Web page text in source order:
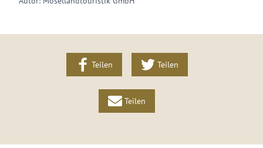
Teilen Teilen
Teilen